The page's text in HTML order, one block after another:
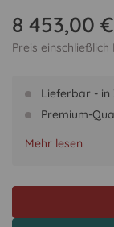
8 453,00 €
Preis einschließlich
Lieferbar - in
Premium-
Mehr lesen